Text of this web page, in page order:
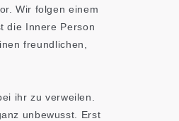
Wir folgen einem
die Innere Person
freundlichen,
ihr zu verweilen.
unbewusst. Erst